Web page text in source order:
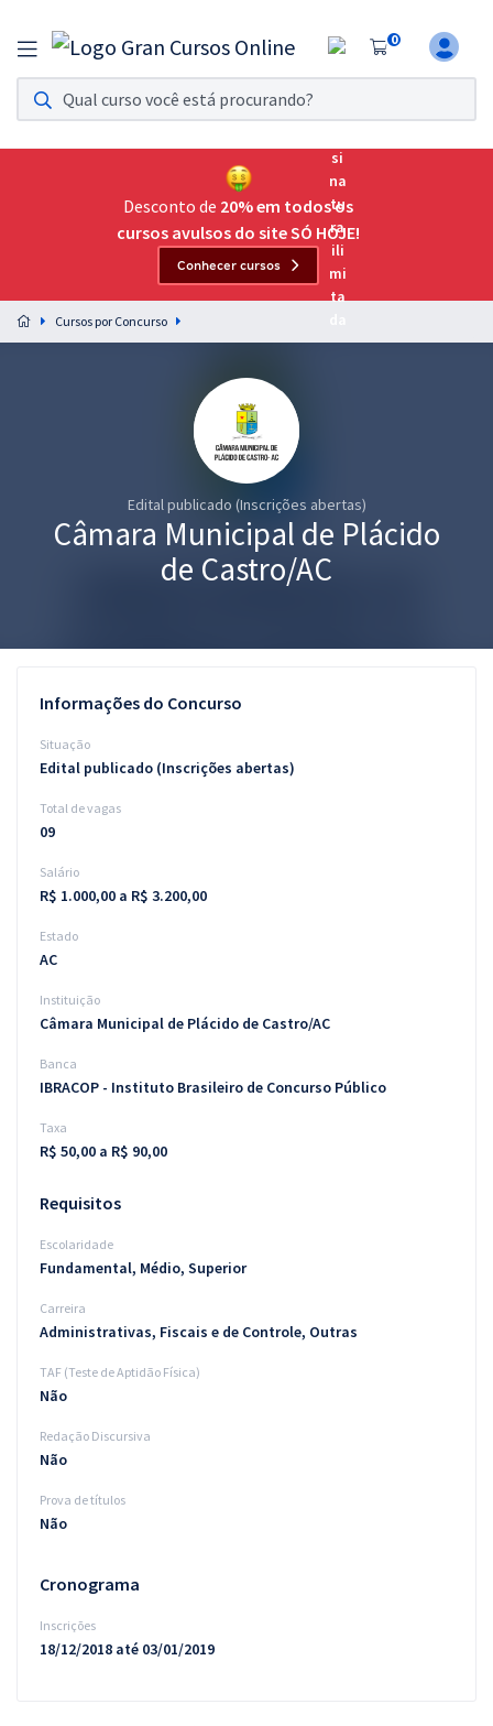
0
Assinatura Ilimitada 11
Acesso a todos os cursos. Teste grátis por 7 dias!
Assinatura OAB Até Passar
Acesso ilimitado a toda preparação para o Exame da
Preparação completa e intensiva para as principais
residências em saúde do Brasil
Conteúdo gratuito
Blog
Desconto de 20% em todos os
cursos avulsos do site SÓ HOJE!
Conhecer cursos
Cursos por Concurso
Edital publicado (Inscrições abertas)
Câmara Municipal de Plácido
de Castro/AC
Informações do Concurso
Situação
Edital publicado (Inscrições abertas)
Total de vagas
09
Salário
R$ 1.000,00 a R$ 3.200,00
Estado
AC
Instituição
Câmara Municipal de Plácido de Castro/AC
Banca
IBRACOP - Instituto Brasileiro de Concurso Público
Taxa
R$ 50,00 a R$ 90,00
Requisitos
Escolaridade
Fundamental, Médio, Superior
Carreira
Administrativas, Fiscais e de Controle, Outras
TAF (Teste de Aptidão Física)
Não
Redação Discursiva
Não
Prova de títulos
Não
Cronograma
Inscrições
18/12/2018 até 03/01/2019